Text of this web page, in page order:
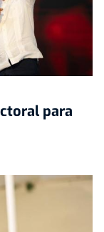
para